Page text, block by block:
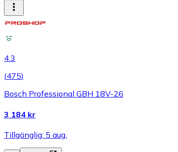
4.3
(475)
Bosch Professional GBH 18V-26
3 184 kr
Tillgänglig: 5 aug.